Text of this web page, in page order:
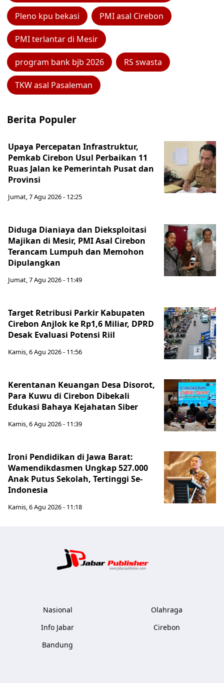
Pleno kpu bekasi PMI asal Cirebon
PMI terlantar di Mesir
program bank bjb 2026 RS swasta
TKW asal Pasaleman
Berita Populer
Upaya Percepatan Infrastruktur,
Pemkab Cirebon Usul Perbaikan 11
Ruas Jalan ke Pemerintah Pusat dan
Provinsi
Jumat, 7 Agu 2026 - 12:25
Diduga Dianiaya dan Dieksploitasi
Majikan di Mesir, PMI Asal Cirebon
Terancam Lumpuh dan Memohon
Dipulangkan
Jumat, 7 Agu 2026 - 11:49
Target Retribusi Parkir Kabupaten
Cirebon Anjlok ke Rp1,6 Miliar, DPRD
Desak Evaluasi Potensi Riil
Kamis, 6 Agu 2026 - 11:56
Kerentanan Keuangan Desa Disorot,
Para Kuwu di Cirebon Dibekali
Edukasi Bahaya Kejahatan Siber
Kamis, 6 Agu 2026 - 11:39
Ironi Pendidikan di Jawa Barat:
Wamendikdasmen Ungkap 527.000
Anak Putus Sekolah, Tertinggi Se-
Indonesia
Kamis, 6 Agu 2026 - 11:18
Nasional
Info Jabar
Bandung
Olahraga
Cirebon